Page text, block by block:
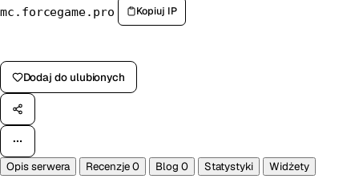
mc.forcegame.pro Kopiuj IP
Dodaj do ulubionych
Opis serwera Recenzje0 Blog 0 Statystyki Widżety